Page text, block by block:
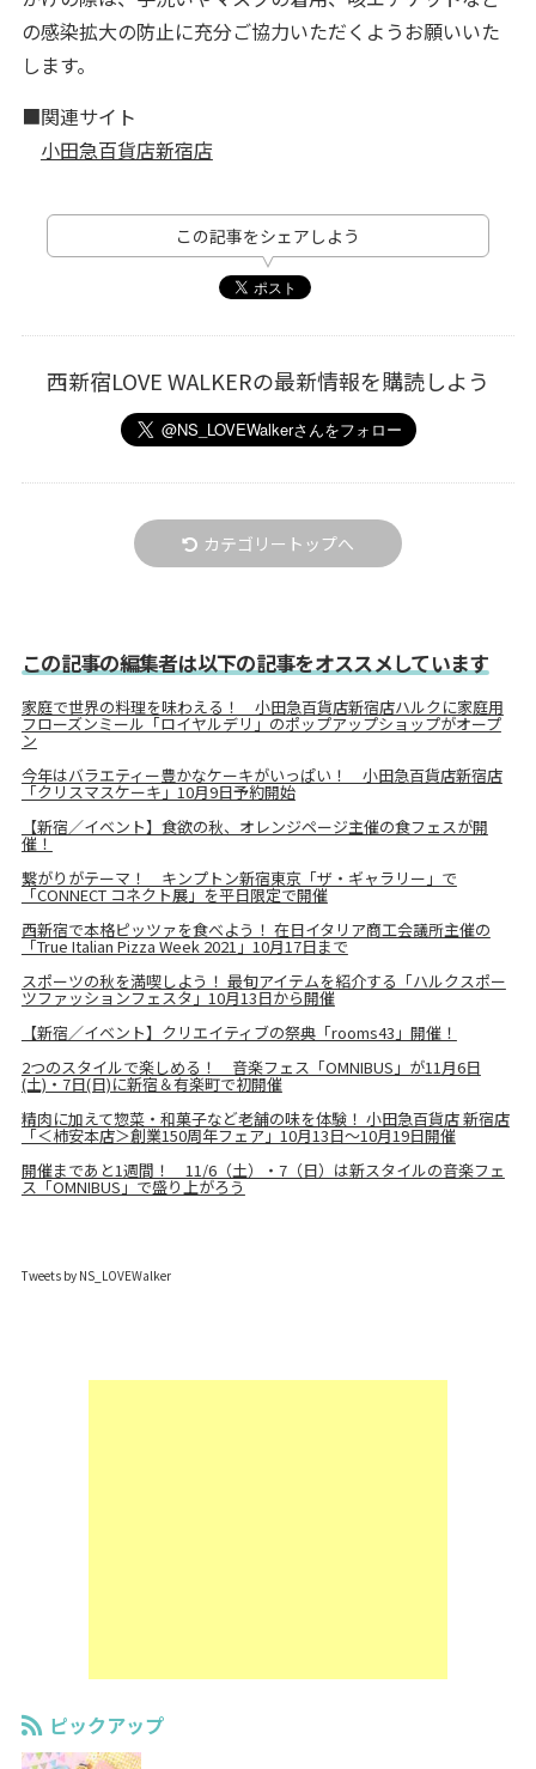
の感染拡大の防止に充分ご協力いただくようお願いいた
します。
■関連サイト
小田急百貨店新宿店
この記事をシェアしよう
西新宿LOVE WALKERの最新情報を購読しよう
カテゴリートップへ
この記事の編集者は以下の記事をオススメしています
家庭で世界の料理を味わえる！ 小田急百貨店新宿店ハルクに家庭用
フローズンミール「ロイヤルデリ」のポップアップショップがオープ
ン
今年はバラエティー豊かなケーキがいっぱい！ 小田急百貨店新宿店
「クリスマスケーキ」10月9日予約開始
【新宿／イベント】食欲の秋、オレンジページ主催の食フェスが開
催！
繋がりがテーマ！ キンプトン新宿東京「ザ・ギャラリー」で
「CONNECT コネクト展」を平日限定で開催
西新宿で本格ピッツァを食べよう！ 在日イタリア商工会議所主催の
「True Italian Pizza Week 2021」10月17日まで
スポーツの秋を満喫しよう！ 最旬アイテムを紹介する「ハルクスポー
ツファッションフェスタ」10月13日から開催
【新宿／イベント】クリエイティブの祭典「rooms43」開催！
2つのスタイルで楽しめる！ 音楽フェス「OMNIBUS」が11月6日
(土)・7日(日)に新宿＆有楽町で初開催
精肉に加えて惣菜・和菓子など老舗の味を体験！ 小田急百貨店 新宿店
「＜柿安本店＞創業150周年フェア」10月13日～10月19日開催
開催まであと1週間！ 11/6（土）・7（日）は新スタイルの音楽フェ
ス「OMNIBUS」で盛り上がろう
Tweets by NS_LOVEWalker
ピックアップ